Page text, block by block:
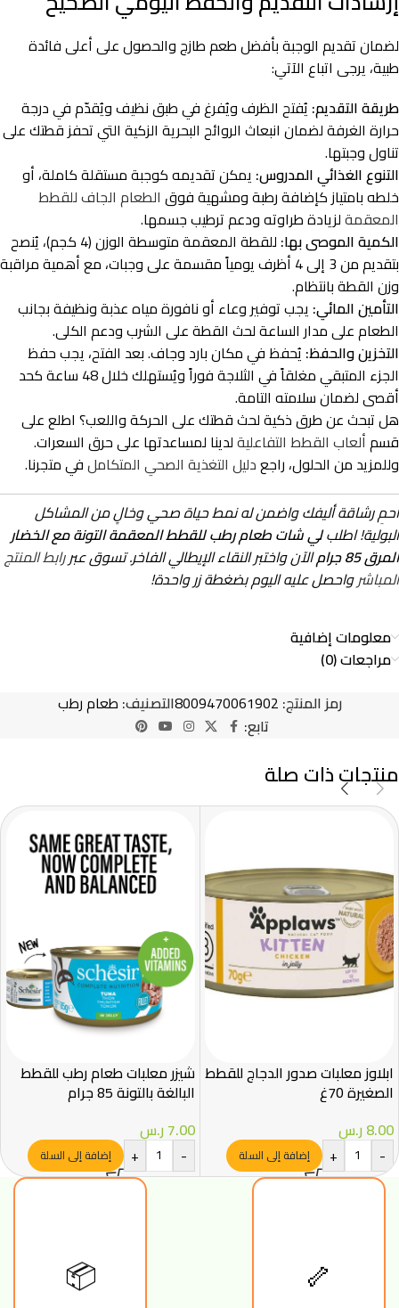
لضمان تقديم الوجبة بأفضل طعم طازج والحصول على أعلى فائدة
طبية، يرجى اتباع الآتي:
طريقة التقديم: يُفتح الظرف ويُفرغ في طبق نظيف ويُقدّم في درجة
حرارة الغرفة لضمان انبعاث الروائح البحرية الزكية التي تحفز قطتك على
تناول وجبتها.
التنوع الغذائي المدروس: يمكن تقديمه كوجبة مستقلة كاملة، أو
خلطه بامتياز كإضافة رطبة ومشهية فوق الطعام الجاف للقطط
المعقمةلزيادة طراوته ودعم ترطيب جسمها.
الكمية الموصى بها:
للقطة المعقمة متوسطة الوزن (4 كجم)، يُنصح
بتقديم من 3 إلى 4 أظرف يومياً مقسمة على وجبات، مع أهمية مراقبة
وزن القطة بانتظام.
التأمين المائي: يجب توفير وعاء أو نافورة مياه عذبة ونظيفة بجانب
الطعام على مدار الساعة لحث القطة على الشرب ودعم الكلى.
التخزين والحفظ: يُحفظ في مكان بارد وجاف. بعد الفتح، يجب حفظ
الجزء المتبقي مغلقاً في الثلاجة فوراً ويُستهلك خلال 48 ساعة كحد
أقصى لضمان سلامته التامة.
هل تبحث عن طرق ذكية لحث قطتك على الحركة واللعب؟ اطلع على
قسمألعاب القطط التفاعليةلدينا لمساعدتها على حرق السعرات.
وللمزيد من الحلول، راجعدليل التغذية الصحي المتكاملفي متجرنا.
احمِ رشاقة أليفك واضمن له نمط حياة صحي وخالٍ من المشاكل
البولية! اطلبلي شات طعام رطب للقطط المعقمة التونة مع الخضار
المرق 85 جرام
الآن واختبر النقاء الإيطالي الفاخر. تسوق عبررابط المنتج
المباشرواحصل عليه اليوم بضغطة زر واحدة!
معلومات إضافية
مراجعات (0)
رمز المنتج: 8009470061902التصنيف: طعام رطب
تابع:
منتجات ذات صلة
ابلاوز معلبات صدور الدجاج للقطط
الصغيرة 70غ
8.00ر.س
-
+ إضافة إلى السلة
شيزر معلبات طعام رطب للقطط
البالغة بالتونة 85 جرام
7.00ر.س
-
+ إضافة إلى السلة
🦴
📦